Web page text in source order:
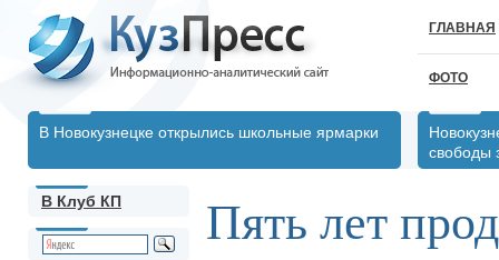
ГЛАВНАЯ
ФОТО
В Новокузнецке открылись школьные ярмарки
свободы
В Клуб КП Пять лет